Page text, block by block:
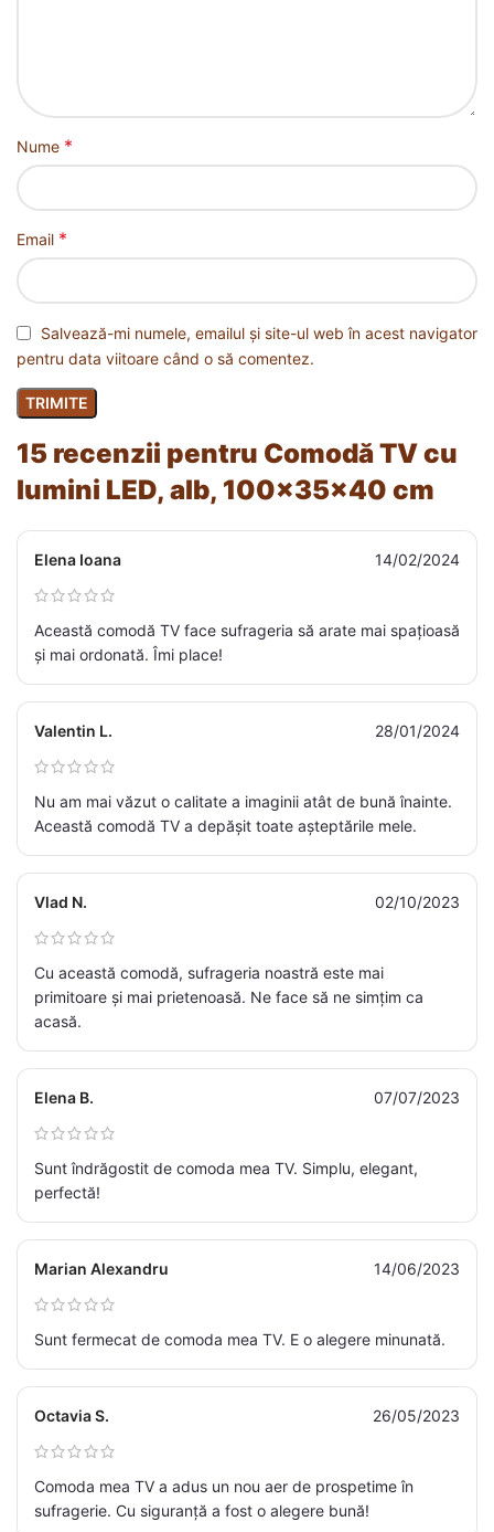
15 recenzii pentru Comodă TV cu
lumini LED, alb, 100x35x40 cm
Elena Ioana 14/02/2024
Această comodă TV face sufrageria să arate mai spațioasă
și mai ordonată. Îmi place!
Valentin L. 28/01/2024
Nu am mai văzut o calitate a imaginii atât de bună înainte.
Această comodă TV a depășit toate așteptările mele.
Vlad N. 02/10/2023
Cu această comodă, sufrageria noastră este mai
primitoare și mai prietenoasă. Ne face să ne simțim ca
acasă.
Elena B. 07/07/2023
Sunt îndrăgostit de comoda mea TV. Simplu, elegant,
perfectă!
Marian Alexandru 14/06/2023
Sunt fermecat de comoda mea TV. E o alegere minunată.
Octavia S. 26/05/2023
Comoda mea TV a adus un nou aer de prospetime în
sufragerie. Cu siguranță a fost o alegere bună!
Nume *
Email *
Salvează-mi numele, emailul și site-ul web în acest navigator
pentru data viitoare când o să comentez.